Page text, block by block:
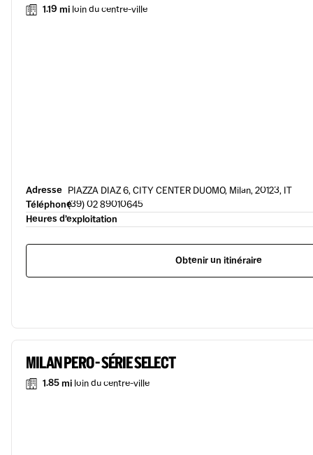
1.19 mi loin du centre-ville
Adresse PIAZZA DIAZ 6, CITY CENTER DUOMO, Milan, 20123, IT
Téléphone(39) 02 89010645
Heures d’exploitation
Obtenir un itinéraire
MILAN PERO - SÉRIE SELECT
1.85 mi loin du centre-ville